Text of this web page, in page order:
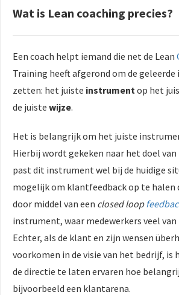
Wat is Lean coaching precies?
Een coach helpt iemand die net de Lean
Training heeft afgerond om de
zetten: het juiste instrument op het
de juiste wijze.
Het is belangrijk om het juiste
Hierbij wordt gekeken naar het doel
past dit instrument wel bij de huidige
mogelijk om klantfeedback op te halen
door middel van een closed loop
instrument, waar medewerkers veel van
Echter, als de klant en zijn wensen
voorkomen in de visie van het bedrijf, is
de directie te laten ervaren hoe
bijvoorbeeld een klantarena.